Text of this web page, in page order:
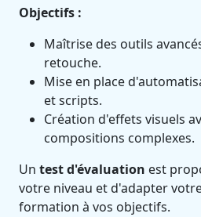
Objectifs :
Maîtrise des outils
retouche.
Mise en place
et scripts.
Création d'effets visuels
compositions complexes.
Un test d'évaluation est
votre niveau et d'adapter
formation à vos objectifs.